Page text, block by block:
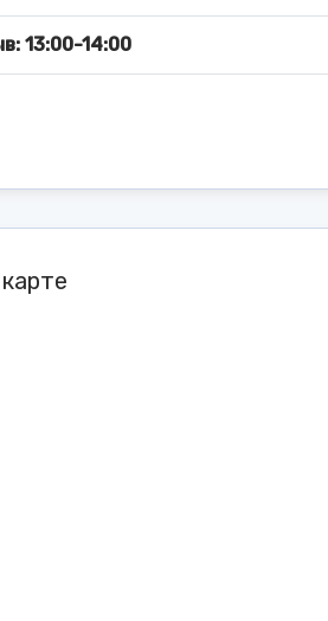
13:00-14:00